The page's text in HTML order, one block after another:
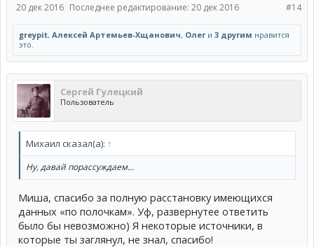
#14
20 дек 2016 Последнее редактирование: 20 дек 2016
greypit, Алексей Артемьев-Хщанович, Олеги 3 другим нравится
это.
Сергей Гулецкий
Пользователь
Михаил сказал(а): ↑
Ну, давай порассуждаем...
Миша, спасибо за полную расстановку имеющихся
данных «по полочкам». Уф, развернутее ответить
было бы невозможно) Я некоторые источники, в
которые ты заглянул, не знал, спасибо!